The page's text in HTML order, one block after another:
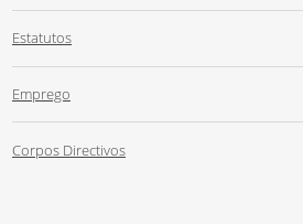
Estatutos
Emprego
Corpos Directivos